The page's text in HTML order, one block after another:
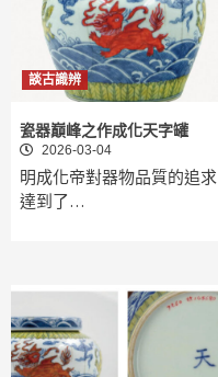
談古識辨
瓷器巔峰之作成化天字罐
2026-03-04
明成化帝對器物品質的追求
達到了…